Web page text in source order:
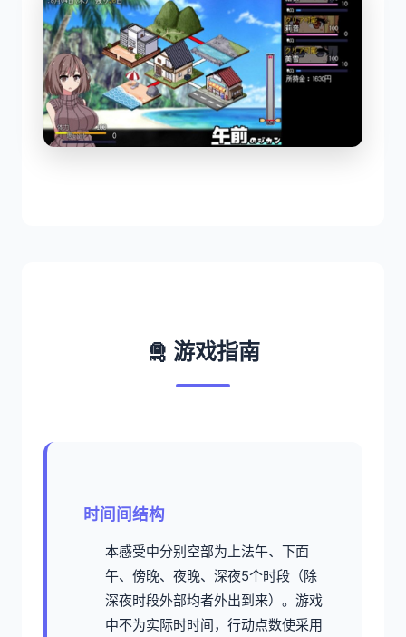
🛅 游戏指南
时间间结构
本感受中分别空部为上法午、下面
午、傍晚、夜晚、深夜5个时段（除
深夜时段外部均者外出到来）。 游戏
中不为实际时时间，行动点数使采用